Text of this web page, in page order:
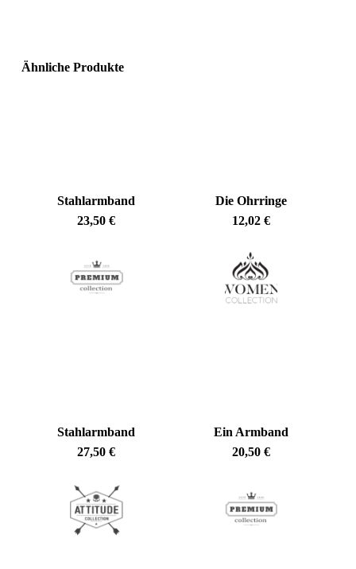
Ähnliche Produkte
Stahlarmband
23,50€
Die Ohrringe
12,02 €
Stahlarmband
27,50€
Ein Armband
20,50 €